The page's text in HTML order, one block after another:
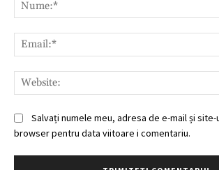
Salvați numele meu, adresa de e-mail și
browser pentru data viitoare i comentariu.